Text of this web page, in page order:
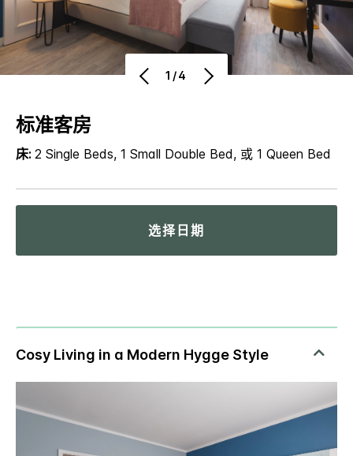
1/4
标准客房
床: 2 Single Beds, 1 Small Double Bed, 或 1 Queen Bed
选择日期